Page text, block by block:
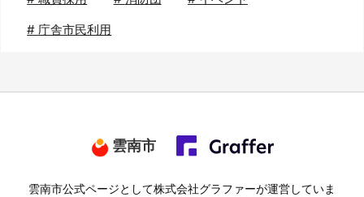
#庁舎市民利用
雲南市
雲南市公式ページとして株式会社グラファーが運営していま